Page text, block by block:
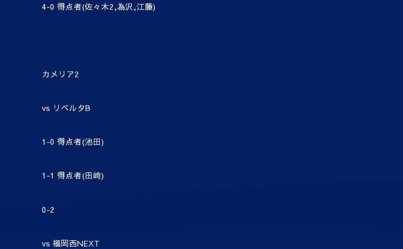
4-0 得点者(佐々木2,為沢,江藤)
カメリア2
vs リベルタB
1-0 得点者(池田)
1-1 得点者(田﨑)
0-2
vs 福岡西NEXT